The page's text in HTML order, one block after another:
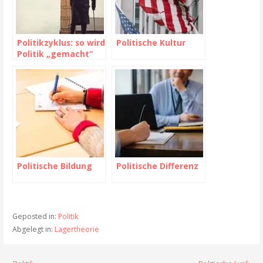
Politikzyklus: so wird
Politik „gemacht“
Politische Kultur
Politische Bildung Politische Differenz
Geposted in: Politik
Abgelegt in: Lagertheorie